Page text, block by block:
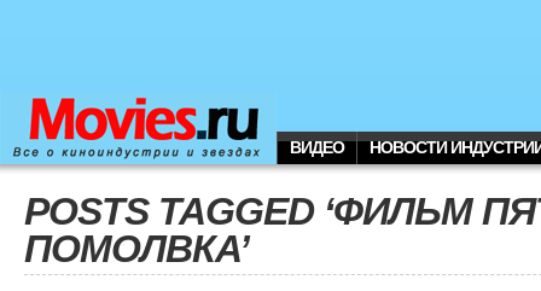
ВИДЕО НОВОСТИ
POSTS TAGGED ‘ФИЛЬМ
ПОМОЛВКА’